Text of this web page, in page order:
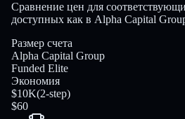
Сравнение цен для
доступных как в Alpha Capital
Размер счета
Alpha Capital Group
Funded Elite
Экономия
$10K(2-step)
$60